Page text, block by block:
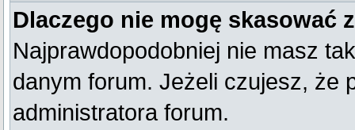
Dlaczego nie mogę skasować
Najprawdopodobniej nie masz
danym forum. Jeżeli czujesz, że
administratora forum.